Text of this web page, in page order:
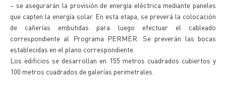
– se asegurarán la provisión de energía eléctrica mediante paneles
que capten la energía solar. En esta etapa, se preverá la colocación
de cañerías embutidas para luego efectuar el cableado
correspondiente al Programa PERMER. Se preverán las bocas
establecidas en el plano correspondiente.
Los edificios se desarrollan en 155 metros cuadrados cubiertos y
100 metros cuadrados de galerías perimetrales.